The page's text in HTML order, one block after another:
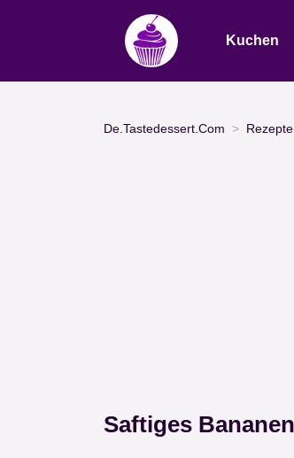
Kuchen
De.Tastedessert.Com Rezepte
Saftiges